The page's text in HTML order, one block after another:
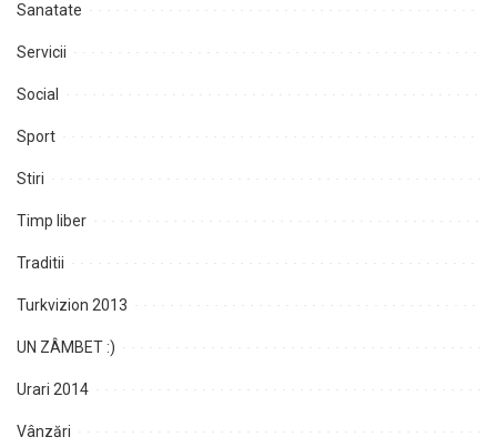
Sanatate
Servicii
Social
Sport
Stiri
Timp liber
Traditii
Turkvizion 2013
UN ZÂMBET :)
Urari 2014
Vânzări